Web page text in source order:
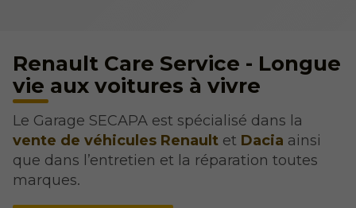
Renault Care Service - Longue
vie aux voitures à vivre
Le Garage SECAPA est spécialisé dans la
vente de véhicules Renault et Dacia ainsi
que dans l’entretien et la réparation toutes
marques.